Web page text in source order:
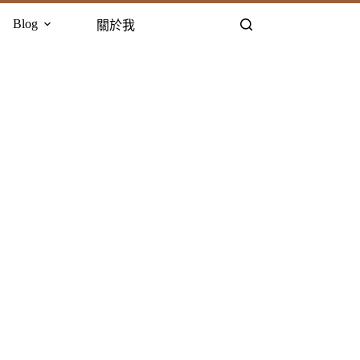
Blog 關於我